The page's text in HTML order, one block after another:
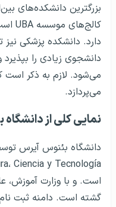
بزرگترین دانشکده‌های
دارد. دانشکده پزشکی
می‌پردازد.
نمایی کلی از
است. و با وزارت آموزش،
گشته است. دامنه ثبت